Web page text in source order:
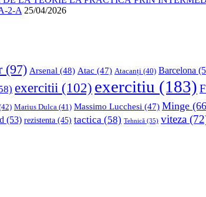
2-A 25/04/2026
(97) Arsenal (48) Atac (47) Atacanți (40) Barcelona
exercitii (102) exercitiu (183)
Marius Dulca (41) Massimo Lucchesi (47) Minge
(53) rezistenta (45) tactica (58) Tehnică (35) viteza